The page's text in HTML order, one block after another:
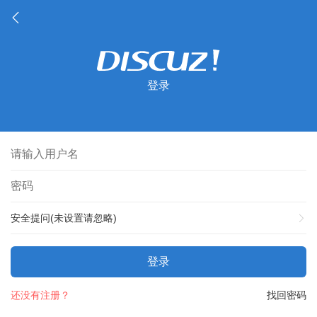
登录
安全提问(未设置请忽略)
登录
找回密码
还没有注册？